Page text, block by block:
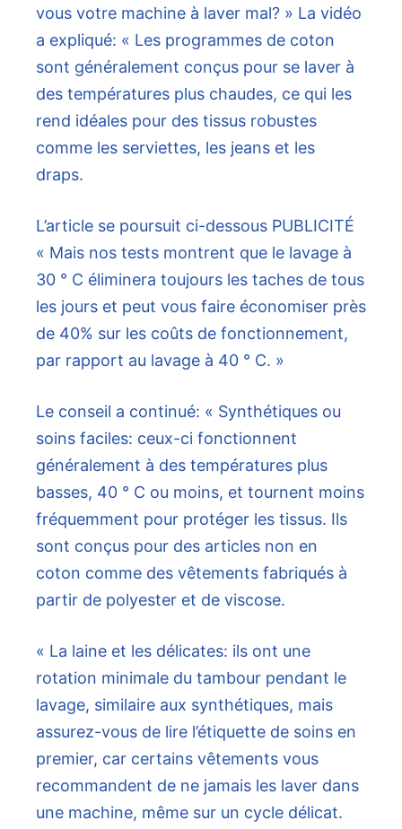
vous votre machine à laver mal? » La vidéo
a expliqué: « Les programmes de coton
sont généralement conçus pour se laver à
des températures plus chaudes, ce qui les
rend idéales pour des tissus robustes
comme les serviettes, les jeans et les
draps.
L’article se poursuit ci-dessous PUBLICITÉ
« Mais nos tests montrent que le lavage à
30 ° C éliminera toujours les taches de tous
les jours et peut vous faire économiser près
de 40% sur les coûts de fonctionnement,
par rapport au lavage à 40 ° C. »
Le conseil a continué: « Synthétiques ou
soins faciles: ceux-ci fonctionnent
généralement à des températures plus
basses, 40 ° C ou moins, et tournent moins
fréquemment pour protéger les tissus. Ils
sont conçus pour des articles non en
coton comme des vêtements fabriqués à
partir de polyester et de viscose.
« La laine et les délicates: ils ont une
rotation minimale du tambour pendant le
lavage, similaire aux synthétiques, mais
assurez-vous de lire l’étiquette de soins en
premier, car certains vêtements vous
recommandent de ne jamais les laver dans
une machine, même sur un cycle délicat.